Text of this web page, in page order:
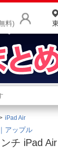
料)
商品
ラン
iPad Air
アップル
チ iPad